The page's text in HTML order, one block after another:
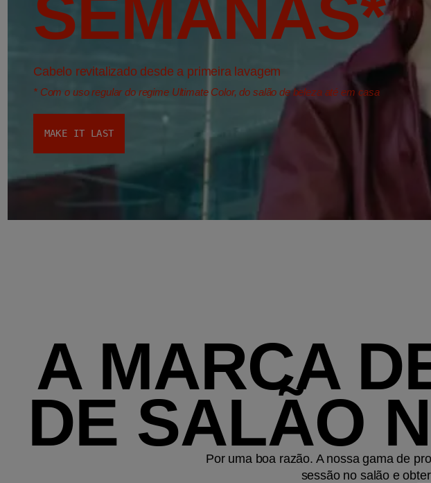
SEMANAS*
Cabelo revitalizado desde a primeira lavagem
* Com o uso regular do regime Ultimate Color, do salão de beleza até em casa
MAKE IT LAST
A MARCA
DE SALÃO
Por uma boa razão. A nossa gama de
sessão no salão e